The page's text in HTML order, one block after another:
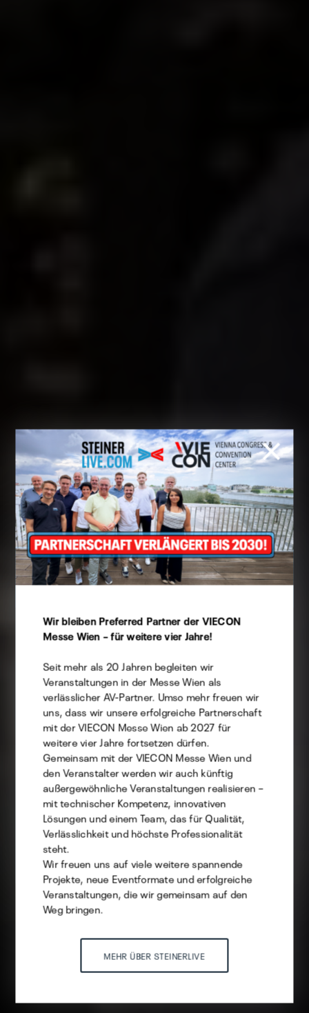
Cookie Präferenzen
Diese Website verwendet Cookies -
welche Sie davon zulassen möchten.
Technisch
Statistik
Marketing
Auswahl speichern
Wir bleiben Preferred Partner der VIECON
Messe Wien – für weitere vier Jahre!
Seit mehr als 20 Jahren begleiten wir
Veranstaltungen in der Messe Wien als
verlässlicher AV-Partner. Umso mehr freuen wir
uns, dass wir unsere erfolgreiche Partnerschaft
mit der VIECON Messe Wien ab 2027 für
weitere vier Jahre fortsetzen dürfen.
Gemeinsam mit der VIECON Messe Wien und
den Veranstalter werden wir auch künftig
außergewöhnliche Veranstaltungen realisieren –
mit technischer Kompetenz, innovativen
Lösungen und einem Team, das für Qualität,
Verlässlichkeit und höchste Professionalität
steht.
Wir freuen uns auf viele weitere spannende
Projekte, neue Eventformate und erfolgreiche
Veranstaltungen, die wir gemeinsam auf den
Weg bringen.
MEHR ÜBER STEINERLIVE